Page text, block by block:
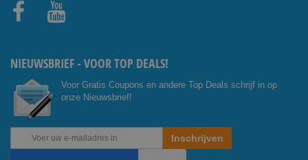
NIEUWSBRIEF - VOOR TOP DEALS!
Voor Gratis Coupons en andere Top Deals schrijf in op
onze Nieuwsbrief!
Abonneer
Inschrijven